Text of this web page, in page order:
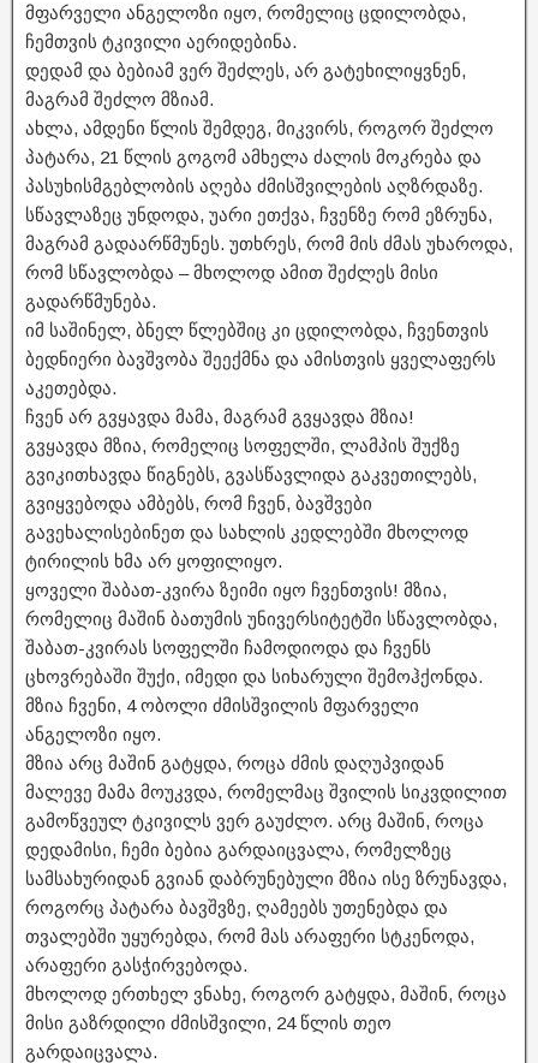
მფარველი ანგელოზი იყო, რომელიც ცდილობდა,
ჩემთვის ტკივილი აერიდებინა.
დედამ და ბებიამ ვერ შეძლეს, არ გატეხილიყვნენ,
მაგრამ შეძლო მზიამ.
ახლა, ამდენი წლის შემდეგ, მიკვირს, როგორ შეძლო
პატარა, 21 წლის გოგომ ამხელა ძალის მოკრება და
პასუხისმგებლობის აღება ძმისშვილების აღზრდაზე.
სწავლაზეც უნდოდა, უარი ეთქვა, ჩვენზე რომ ეზრუნა,
მაგრამ გადაარწმუნეს. უთხრეს, რომ მის ძმას უხაროდა,
რომ სწავლობდა – მხოლოდ ამით შეძლეს მისი
გადარწმუნება.
იმ საშინელ, ბნელ წლებშიც კი ცდილობდა, ჩვენთვის
ბედნიერი ბავშვობა შეექმნა და ამისთვის ყველაფერს
აკეთებდა.
ჩვენ არ გვყავდა მამა, მაგრამ გვყავდა მზია!
გვყავდა მზია, რომელიც სოფელში, ლამპის შუქზე
გვიკითხავდა წიგნებს, გვასწავლიდა გაკვეთილებს,
გვიყვებოდა ამბებს, რომ ჩვენ, ბავშვები
გავეხალისებინეთ და სახლის კედლებში მხოლოდ
ტირილის ხმა არ ყოფილიყო.
ყოველი შაბათ-კვირა ზეიმი იყო ჩვენთვის! მზია,
რომელიც მაშინ ბათუმის უნივერსიტეტში სწავლობდა,
შაბათ-კვირას სოფელში ჩამოდიოდა და ჩვენს
ცხოვრებაში შუქი, იმედი და სიხარული შემოჰქონდა.
მზია ჩვენი, 4 ობოლი ძმისშვილის მფარველი
ანგელოზი იყო.
მზია არც მაშინ გატყდა, როცა ძმის დაღუპვიდან
მალევე მამა მოუკვდა, რომელმაც შვილის სიკვდილით
გამოწვეულ ტკივილს ვერ გაუძლო. არც მაშინ, როცა
დედამისი, ჩემი ბებია გარდაიცვალა, რომელზეც
სამსახურიდან გვიან დაბრუნებული მზია ისე ზრუნავდა,
როგორც პატარა ბავშვზე, ღამეებს უთენებდა და
თვალებში უყურებდა, რომ მას არაფერი სტკენოდა,
არაფერი გასჭირვებოდა.
მხოლოდ ერთხელ ვნახე, როგორ გატყდა, მაშინ, როცა
მისი გაზრდილი ძმისშვილი, 24 წლის თეო
გარდაიცვალა.